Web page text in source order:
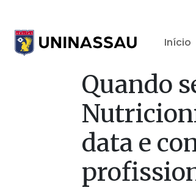
Início
Quando
data e